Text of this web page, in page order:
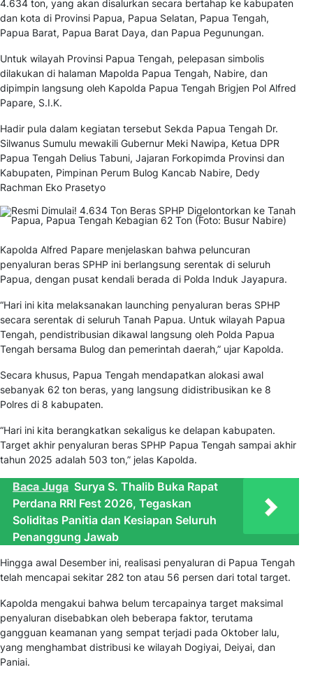
4.634 ton, yang akan disalurkan secara bertahap ke kabupaten
dan kota di Provinsi Papua, Papua Selatan, Papua Tengah,
Papua Barat, Papua Barat Daya, dan Papua Pegunungan.
Untuk wilayah Provinsi Papua Tengah, pelepasan simbolis
dilakukan di halaman Mapolda Papua Tengah, Nabire, dan
dipimpin langsung oleh Kapolda Papua Tengah Brigjen Pol Alfred
Papare, S.I.K.
Hadir pula dalam kegiatan tersebut Sekda Papua Tengah Dr.
Silwanus Sumulu mewakili Gubernur Meki Nawipa, Ketua DPR
Papua Tengah Delius Tabuni, Jajaran Forkopimda Provinsi dan
Kabupaten, Pimpinan Perum Bulog Kancab Nabire, Dedy
Rachman Eko Prasetyo
Kapolda Alfred Papare menjelaskan bahwa peluncuran
penyaluran beras SPHP ini berlangsung serentak di seluruh
Papua, dengan pusat kendali berada di Polda Induk Jayapura.
“Hari ini kita melaksanakan launching penyaluran beras SPHP
secara serentak di seluruh Tanah Papua. Untuk wilayah Papua
Tengah, pendistribusian dikawal langsung oleh Polda Papua
Tengah bersama Bulog dan pemerintah daerah,” ujar Kapolda.
Secara khusus, Papua Tengah mendapatkan alokasi awal
sebanyak 62 ton beras, yang langsung didistribusikan ke 8
Polres di 8 kabupaten.
“Hari ini kita berangkatkan sekaligus ke delapan kabupaten.
Target akhir penyaluran beras SPHP Papua Tengah sampai akhir
tahun 2025 adalah 503 ton,” jelas Kapolda.
Baca Juga Surya S. Thalib Buka Rapat
Perdana RRI Fest 2026, Tegaskan
Soliditas Panitia dan Kesiapan Seluruh
Penanggung Jawab
Hingga awal Desember ini, realisasi penyaluran di Papua Tengah
telah mencapai sekitar 282 ton atau 56 persen dari total target.
Kapolda mengakui bahwa belum tercapainya target maksimal
penyaluran disebabkan oleh beberapa faktor, terutama
gangguan keamanan yang sempat terjadi pada Oktober lalu,
yang menghambat distribusi ke wilayah Dogiyai, Deiyai, dan
Paniai.